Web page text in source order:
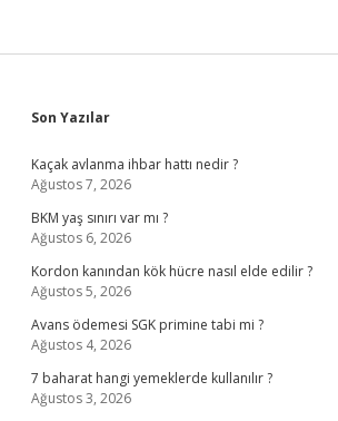
Sidebar
Son Yazılar
Kaçak avlanma ihbar hattı nedir ?
Ağustos 7, 2026
BKM yaş sınırı var mı ?
Ağustos 6, 2026
Kordon kanından kök hücre nasıl elde edilir ?
Ağustos 5, 2026
Avans ödemesi SGK primine tabi mi ?
Ağustos 4, 2026
7 baharat hangi yemeklerde kullanılır ?
Ağustos 3, 2026